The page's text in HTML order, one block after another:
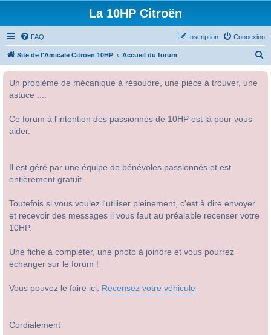
La 10HP Citroën
FAQ Connexion
Inscription
Site de l'Amicale Citroën 10HP Accueil du forum
Un problème de mécanique à résoudre, une pièce à trouver, une
astuce ....
Ce forum à l'intention des passionnés de 10HP est là pour vous
aider.
Il est géré par une équipe de bénévoles passionnés et est
entièrement gratuit.
Toutefois si vous voulez l'utiliser pleinement, c'est à dire envoyer
et recevoir des messages il vous faut au préalable recenser votre
10HP.
Une fiche à compléter, une photo à joindre et vous pourrez
échanger sur le forum !
Vous pouvez le faire ici: Recensez votre véhicule
Cordialement